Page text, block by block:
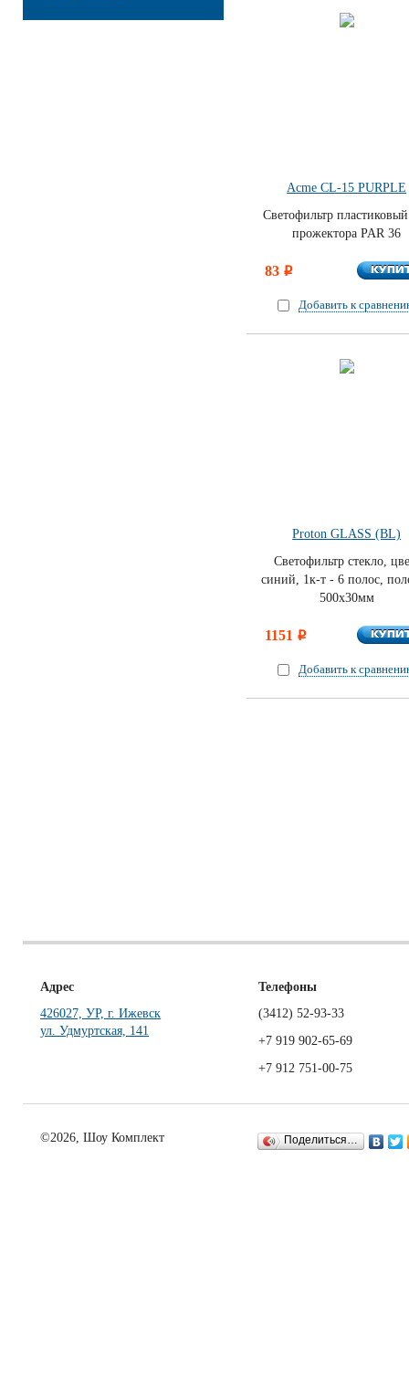
Acme CL-15 PURPLE
Светофильтр
прожектора PAR 36
83 i
Добавить к
Proton GLASS (BL)
Светофильтр стекло,
синий, 1к-т - 6 полос,
500х30мм
1151 i
Добавить к
Адрес
426027, УР, г. Ижевск
ул. Удмуртская, 141
Телефоны
(3412) 52-93-33
+7 919 902-65-69
+7 912 751-00-75
©2026, Шоу Комплект Поделиться…